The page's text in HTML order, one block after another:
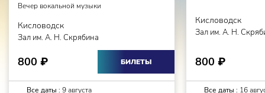
Вечер вокальной музыки
Кисловодск
Зал им. А. Н. Скрябина
800 ₽ БИЛЕТЫ
Все даты : 9 августа
Кисловодск
Зал им. А. Н.
800 ₽
Все даты : 16